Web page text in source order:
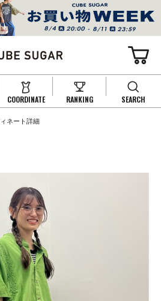
COORDINATE RANKING SEARCH
ネート詳細